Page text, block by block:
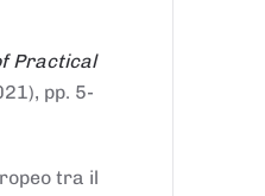
Practical
pp. 5-
tra il